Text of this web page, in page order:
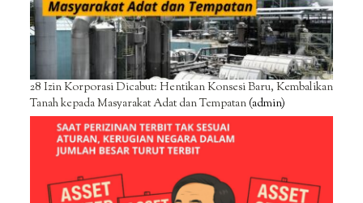
28 Izin Korporasi Dicabut: Hentikan Konsesi Baru, Kembalikan
Tanah kepada Masyarakat Adat dan Tempatan(admin)